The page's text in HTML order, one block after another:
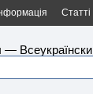
Статті